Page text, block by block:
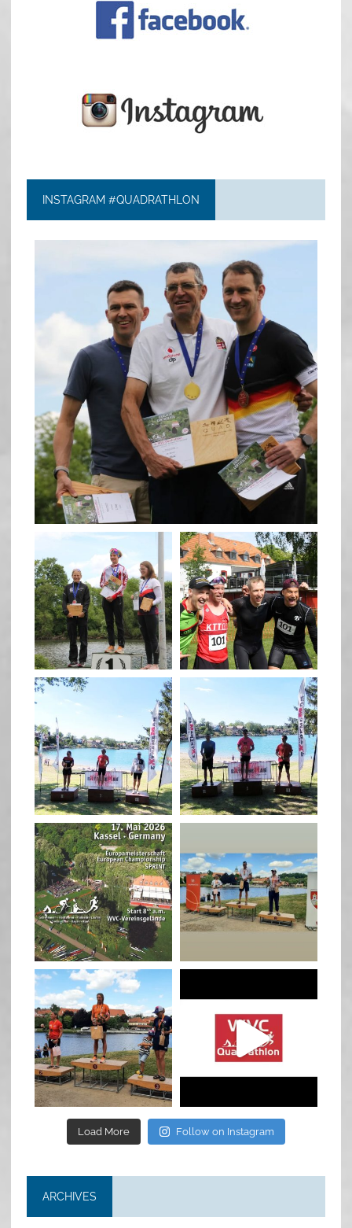
INSTAGRAM #QUADRATHLON
quadrathlon
May 26
quadrathlon
May 26
quadrathlon
May 3 May 3
quadrathlon
Jan 27
quadrathlon
Jul 6
Load More Follow on Instagram
ARCHIVES